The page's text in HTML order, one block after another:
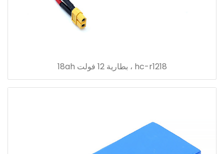
hc-r1218 ، بطارية 12 فولت 18ah